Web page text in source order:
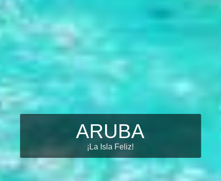
ARUBA
¡La Isla Feliz!